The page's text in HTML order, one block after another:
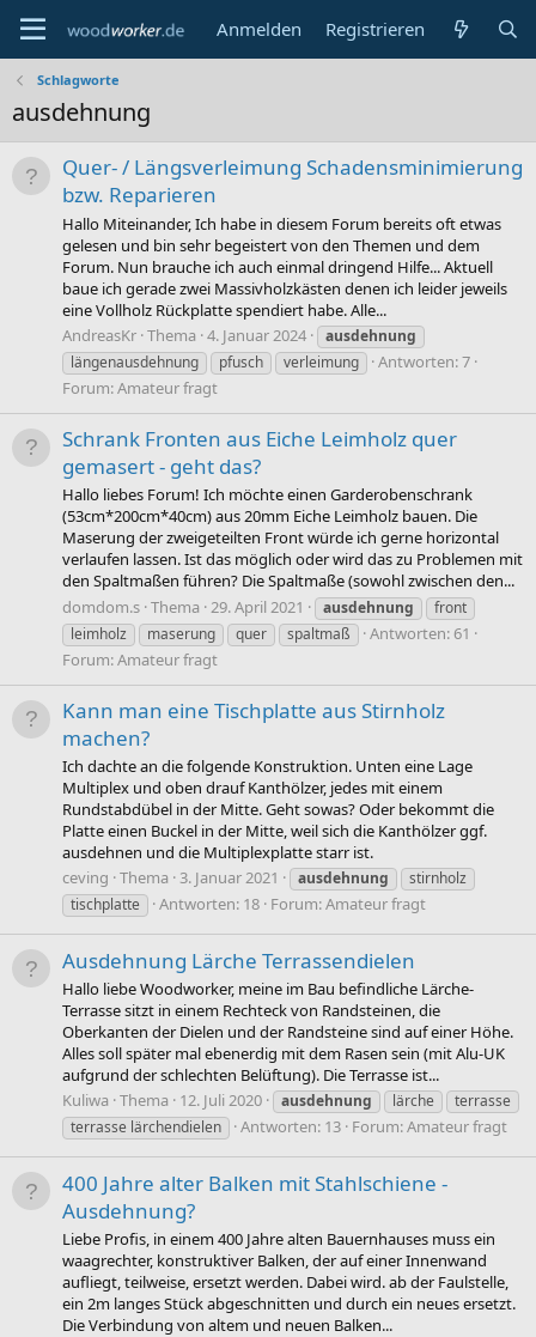
Anmelden Registrieren
Schlagworte
ausdehnung
Quer- / Längsverleimung Schadensminimierung
bzw. Reparieren
Hallo Miteinander, Ich habe in diesem Forum bereits oft etwas
gelesen und bin sehr begeistert von den Themen und dem
Forum. Nun brauche ich auch einmal dringend Hilfe... Aktuell
baue ich gerade zwei Massivholzkästen denen ich leider jeweils
eine Vollholz Rückplatte spendiert habe. Alle...
AndreasKr Thema 4. Januar 2024
ausdehnung
längenausdehnung
pfusch verleimung
Antworten: 7
Forum:Amateur fragt
Schrank Fronten aus Eiche Leimholz quer
gemasert - geht das?
Hallo liebes Forum! Ich möchte einen Garderobenschrank
(53cm*200cm*40cm) aus 20mm Eiche Leimholz bauen. Die
Maserung der zweigeteilten Front würde ich gerne horizontal
verlaufen lassen. Ist das möglich oder wird das zu Problemen mit
den Spaltmaßen führen? Die Spaltmaße (sowohl zwischen den...
domdom.s Thema 29. April 2021 ausdehnung
front
leimholz
maserung quer spaltmaß
Antworten: 61
Forum:Amateur fragt
Kann man eine Tischplatte aus Stirnholz
machen?
Ich dachte an die folgende Konstruktion. Unten eine Lage
Multiplex und oben drauf Kanthölzer, jedes mit einem
Rundstabdübel in der Mitte. Geht sowas? Oder bekommt die
Platte einen Buckel in der Mitte, weil sich die Kanthölzer ggf.
ausdehnen und die Multiplexplatte starr ist.
ceving Thema 3. Januar 2021 ausdehnung
stirnholz
tischplatte
Antworten: 18 Forum:Amateur fragt
Ausdehnung Lärche Terrassendielen
Hallo liebe Woodworker, meine im Bau befindliche Lärche-
Terrasse sitzt in einem Rechteck von Randsteinen, die
Oberkanten der Dielen und der Randsteine sind auf einer Höhe.
Alles soll später mal ebenerdig mit dem Rasen sein (mit Alu-UK
aufgrund der schlechten Belüftung). Die Terrasse ist...
Kuliwa Thema 12. Juli 2020 ausdehnung lärche
terrasse
terrasse lärchendielen
Antworten: 13 Forum:Amateur fragt
400 Jahre alter Balken mit Stahlschiene -
Ausdehnung?
Liebe Profis, in einem 400 Jahre alten Bauernhauses muss ein
waagrechter, konstruktiver Balken, der auf einer Innenwand
aufliegt, teilweise, ersetzt werden. Dabei wird. ab der Faulstelle,
ein 2m langes Stück abgeschnitten und durch ein neues ersetzt.
Die Verbindung von altem und neuen Balken...